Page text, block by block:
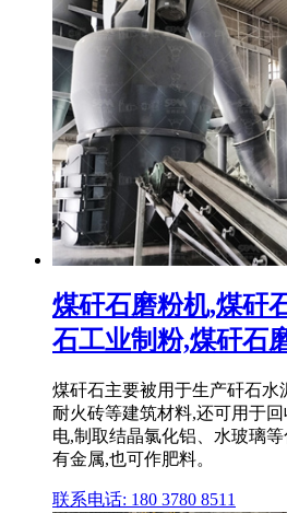
煤矸石磨粉机,煤矸
石工业制粉,煤矸石
煤矸石主要被用于生产矸石水
耐火砖等建筑材料,还可用于
电,制取结晶氯化铝、水玻璃
有金属,也可作肥料。
联系电话: 180 3780 8511